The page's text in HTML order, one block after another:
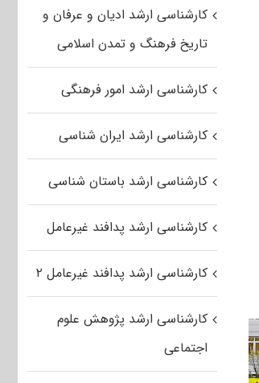
کارشناسی ارشد ادیان و عرفان و
تاریخ فرهنگ و تمدن اسلامی
کارشناسی ارشد امور فرهنگی
کارشناسی ارشد ایران شناسی
کارشناسی ارشد باستان شناسی
کارشناسی ارشد پدافند غیرعامل
کارشناسی ارشد پدافند غیرعامل ۲
کارشناسی ارشد پژوهش علوم
اجتماعی